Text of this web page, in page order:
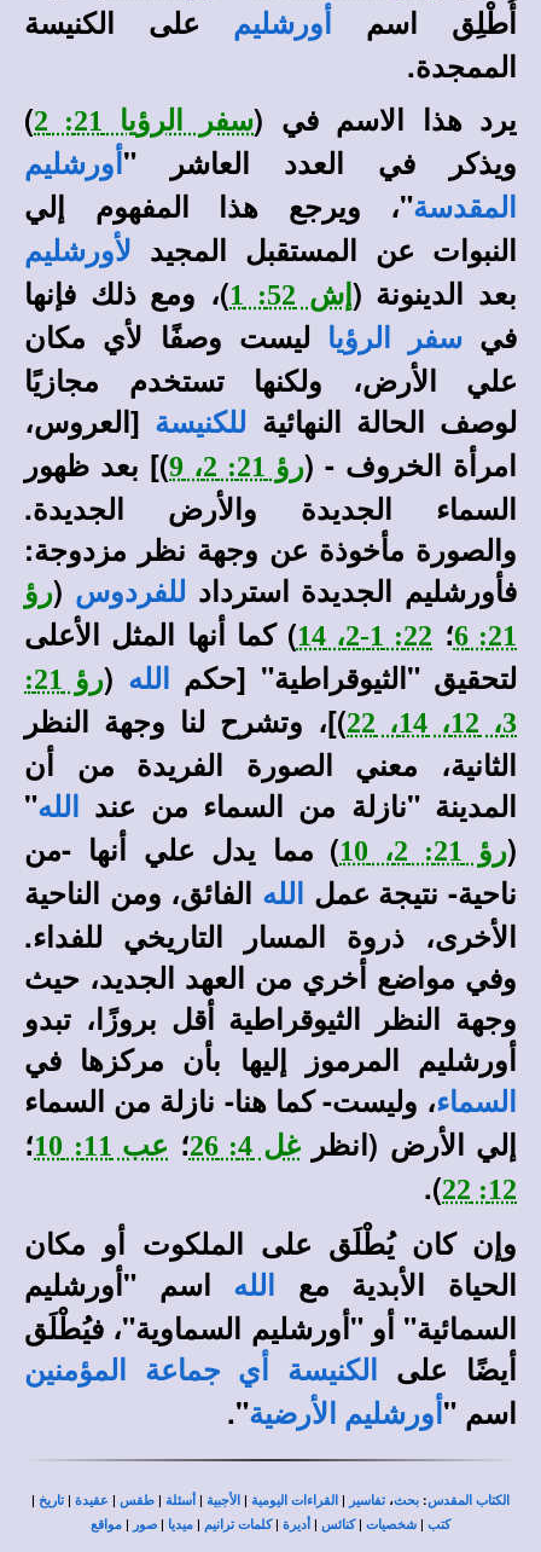
أُطْلِق اسم
أورشليم
على الكنيسة
الممجدة.
يرد هذا الاسم في (سفر الرؤيا 21: 2
)
ويذكر في العدد العاشر " أورشليم
المقدسة"، ويرجع هذا المفهوم إلي
النبوات عن المستقبل المجيد
لأورشليم
بعد الدينونة ( إش 52: 1
)، ومع ذلك فإنها
فيسفر الرؤيا
ليست وصفًا لأي مكان
علي الأرض، ولكنها تستخدم مجازيًا
لوصف الحالة النهائية للكنيسة [العروس،
امرأة الخروف - (رؤ 21: 2، 9
)] بعد ظهور
السماء الجديدة والأرض الجديدة.
والصورة مأخوذة عن وجهة نظر مزدوجة:
فأورشليم الجديدة استرداد للفردوس (رؤ
21: 6
؛ 22: 1-2، 14
) كما أنها المثل الأعلى
لتحقيق "الثيوقراطية" [حكم
الله (
رؤ 21:
3، 12، 14، 22
)]، وتشرح لنا وجهة النظر
الثانية، معني الصورة الفريدة من أن
المدينة "نازلة من السماء من عند
الله"
(رؤ 21: 2، 10
) مما يدل علي أنها -من
ناحية- نتيجة عمل
الله الفائق، ومن الناحية
الأخرى، ذروة المسار التاريخي للفداء.
وفي مواضع أخري من العهد الجديد، حيث
وجهة النظر الثيوقراطية أقل بروزًا، تبدو
أورشليم المرموز إليها بأن مركزها في
السماء، وليست- كما هنا- نازلة من السماء
إلي الأرض (انظرغل 4: 26 ؛ عب 11: 10 ؛
12: 22
).
وإن كان يُطْلَق على الملكوت أو مكان
الحياة الأبدية مع
الله
اسم "أورشليم
السمائية" أو "أورشليم السماوية"، فيُطْلَق
أيضًا على
الكنيسة أي جماعة المؤمنين
اسم " أورشليم الأرضية".
الكتاب المقدس: بحث،تفاسير | القراءات اليومية | الأجبية | أسئلة | طقس | عقيدة |تاريخ |
كتب | شخصيات |كنائس | أديرة |كلمات ترانيم | ميديا | صور | مواقع